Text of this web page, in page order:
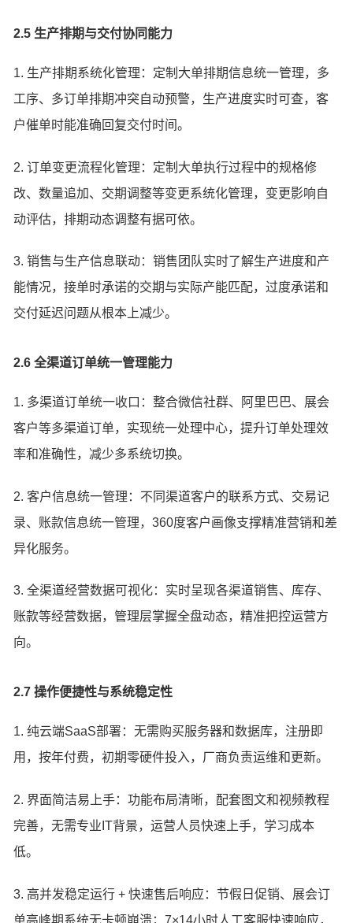
2.5 生产排期与交付协同能力
1. 生产排期系统化管理：定制大单排期信息统一管理，多
工序、多订单排期冲突自动预警，生产进度实时可查，客
户催单时能准确回复交付时间。
2. 订单变更流程化管理：定制大单执行过程中的规格修
改、数量追加、交期调整等变更系统化管理，变更影响自
动评估，排期动态调整有据可依。
3. 销售与生产信息联动：销售团队实时了解生产进度和产
能情况，接单时承诺的交期与实际产能匹配，过度承诺和
交付延迟问题从根本上减少。
2.6 全渠道订单统一管理能力
1. 多渠道订单统一收口：整合微信社群、阿里巴巴、展会
客户等多渠道订单，实现统一处理中心，提升订单处理效
率和准确性，减少多系统切换。
2. 客户信息统一管理：不同渠道客户的联系方式、交易记
录、账款信息统一管理，360度客户画像支撑精准营销和差
异化服务。
3. 全渠道经营数据可视化：实时呈现各渠道销售、库存、
账款等经营数据，管理层掌握全盘动态，精准把控运营方
向。
2.7 操作便捷性与系统稳定性
1. 纯云端SaaS部署：无需购买服务器和数据库，注册即
用，按年付费，初期零硬件投入，厂商负责运维和更新。
2. 界面简洁易上手：功能布局清晰，配套图文和视频教程
完善，无需专业IT背景，运营人员快速上手，学习成本
低。
3. 高并发稳定运行 + 快速售后响应：节假日促销、展会订
单高峰期系统无卡顿崩溃；7×14小时人工客服快速响应，